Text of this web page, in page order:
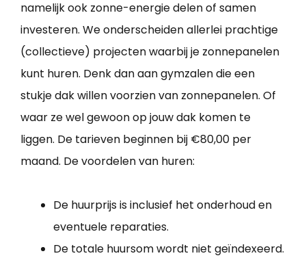
namelijk ook zonne-energie delen of samen
investeren. We onderscheiden allerlei prachtige
(collectieve) projecten waarbij je zonnepanelen
kunt huren. Denk dan aan gymzalen die een
stukje dak willen voorzien van zonnepanelen. Of
waar ze wel gewoon op jouw dak komen te
liggen. De tarieven beginnen bij €80,00 per
maand. De voordelen van huren:
De huurprijs is inclusief het onderhoud en
eventuele reparaties.
De totale huursom wordt niet geïndexeerd.